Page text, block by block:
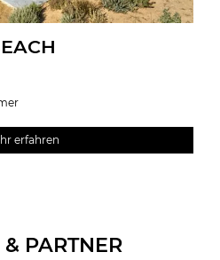
erfahren
& PARTNER